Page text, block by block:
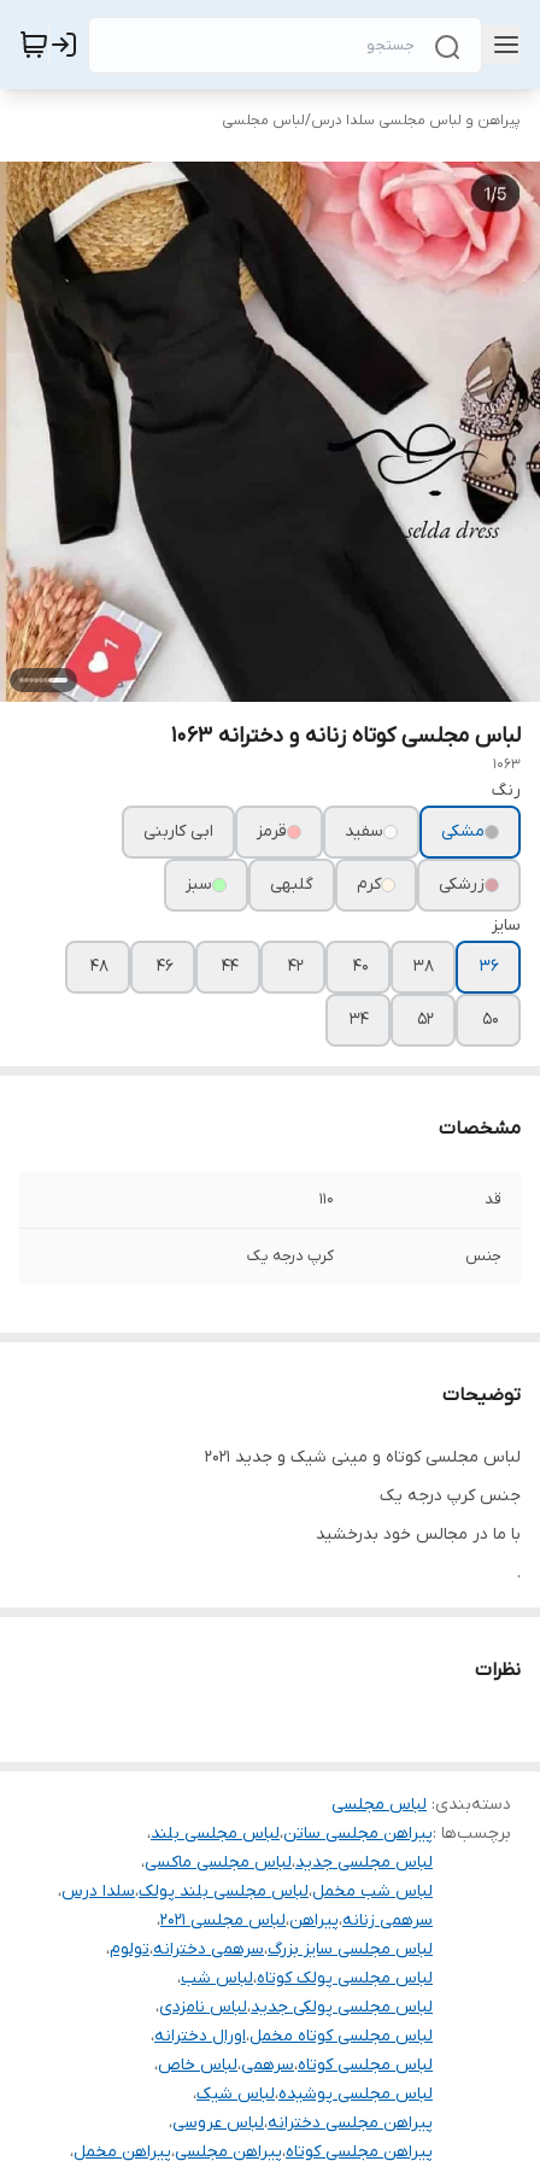
پیراهن و لباس مجلسی سلدا درس/لباس مجلسی
لباس مجلسی کوتاه زنانه و دخترانه ۱۰۶۳
1063
رنگ
مشکی
سفید قرمز ابی کاربنی
زرشکی کرم گلبهی
سبز
سایز
۳۶
۳۸ ۴۰ ۴۲ ۴۴ ۴۶ ۴۸
۵۰ ۵۲ ۳۴
مشخصات
قد ۱۱۰
جنس کرپ درجه یک
توضیحات
لباس مجلسی کوتاه و مینی شیک و جدید ۲۰۲۱
جنس کرپ درجه یک
با ما در مجالس خود بدرخشید
.
مرجوع و تعویض مدل نداریم و فقط امکان تعویض سایز داریم
نظرات
دسته‌بندی: لباس مجلسی
برچسب‌ها :پیراهن مجلسی ساتن،لباس مجلسی بلند،
لباس مجلسی جدید،لباس مجلسی ماکسی،
لباس شب مخمل،لباس مجلسی بلند پولک،سلدا درس،
سرهمی زنانه،پیراهن،لباس مجلسی ۲۰۲۱
،
لباس مجلسی سایز بزرگ،سرهمی دخترانه،تولوم،
لباس مجلسی پولک کوتاه،لباس شب،
لباس مجلسی پولکی جدید،لباس نامزدی،
لباس مجلسی کوتاه مخمل،اورال دخترانه،
لباس مجلسی کوتاه،سرهمی،لباس خاص،
لباس مجلسی پوشیده،لباس شیک،
پیراهن مجلسی دخترانه،لباس عروسی،
پیراهن مجلسی کوتاه،پیراهن مجلسی،پیراهن مخمل،